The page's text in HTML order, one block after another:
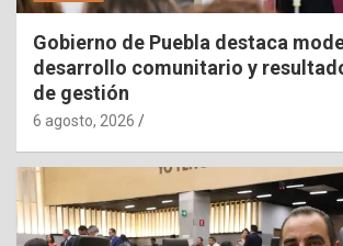
Gobierno de Puebla destaca
desarrollo comunitario y
de gestión
6 agosto, 2026